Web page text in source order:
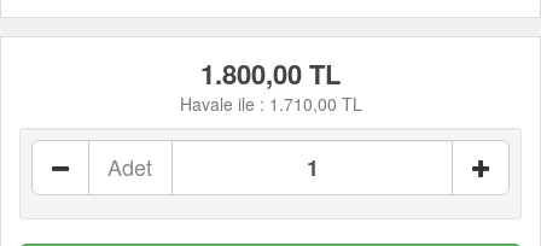
1.800,00 TL
Havale ile : 1.710,00 TL
Adet